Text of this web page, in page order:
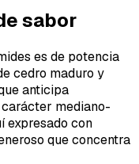
sabor
es de potencia
cedro maduro y
anticipa
mediano-
expresado con
que concentra